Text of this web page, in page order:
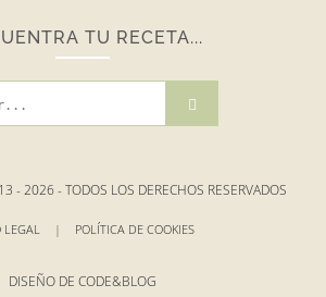
TU RECETA...
-2026- TODOS LOS DERECHOS RESERVADOS
| POLÍTICA DE COOKIES
DISEÑO DE CODE&BLOG